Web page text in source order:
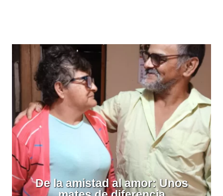
De la amistad al amor: Unos